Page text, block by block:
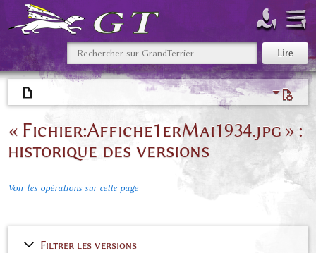
« Fichier:Affiche1erMai1934.jpg » :
historique des versions
Voir les opérations sur cette page
Filtrer les versions